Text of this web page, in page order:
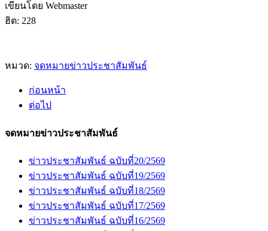
เขียนโดย Webmaster
ฮิต: 228
หมวด: จดหมายข่าวประชาสัมพันธ์
ก่อนหน้า
ต่อไป
จดหมายข่าวประชาสัมพันธ์
ข่าวประชาสัมพันธ์ ฉบับที่20/2569
ข่าวประชาสัมพันธ์ ฉบับที่19/2569
ข่าวประชาสัมพันธ์ ฉบับที่18/2569
ข่าวประชาสัมพันธ์ ฉบับที่17/2569
ข่าวประชาสัมพันธ์ ฉบับที่16/2569